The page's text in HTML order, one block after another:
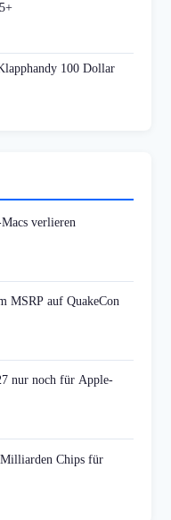
100 Dollar
verlieren
MSRP auf QuakeCon
nur noch für Apple-
Chips für